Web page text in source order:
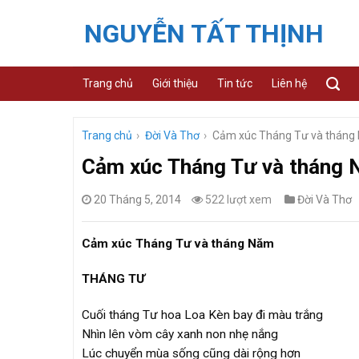
NGUYỄN TẤT THỊNH
Trang chủ Giới thiệu Tin tức Liên hệ
Trang chủ › Đời Và Thơ › Cảm xúc Tháng Tư và tháng
Cảm xúc Tháng Tư và tháng
20 Tháng 5, 2014 522 lượt xem Đời Và Thơ
Cảm xúc Tháng Tư và tháng Năm
THÁNG TƯ
Cuối tháng Tư hoa Loa Kèn bay đi màu trắng
Nhìn lên vòm cây xanh non nhẹ nắng
Lúc chuyển mùa sống cũng dài rộng hơn